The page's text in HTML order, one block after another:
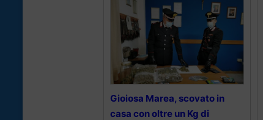
Gioiosa Marea, scovato in
casa con oltre un Kg di